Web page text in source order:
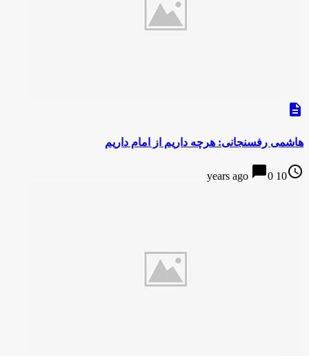
description
هاشمی رفسنجانی: هرچه داریم از امام داریم
access_time
10 years ago
chat_bubble0